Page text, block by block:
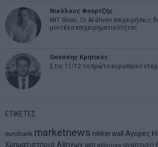
Νικόλαος Φουρτζής
MIT Sloan: Οι AI-driven επιχειρήσεις
μοντέλο επιχειρηματικότητας
Θανάσης Κρητικός
Στις 11/12 το πρώτο ευρωπαϊκό
ΕΤΙΚΕΤΕΣ
eurobank marketnews nikkei wall Αγορες
Χρηματιστηριο Αθηνων αεπ αθλητικα αναπτυξη